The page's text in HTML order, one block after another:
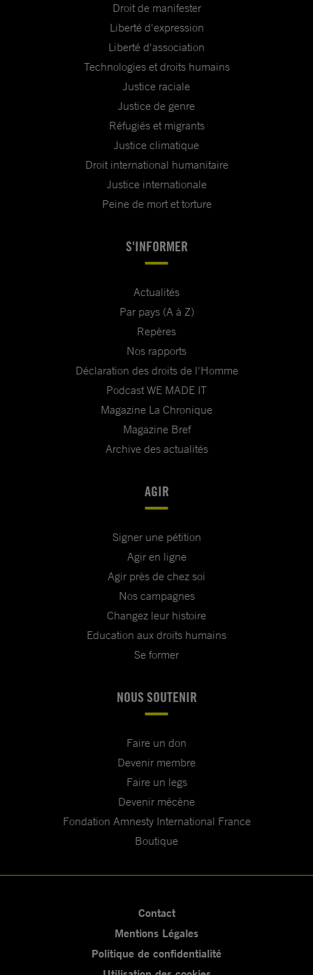
Droit de manifester
Liberté d'expression
Liberté d'association
Technologies et droits humains
Justice raciale
Justice de genre
Réfugiés et migrants
Justice climatique
Droit international humanitaire
Justice internationale
Peine de mort et torture
S'INFORMER
Actualités
Par pays (A à Z)
Repères
Nos rapports
Déclaration des droits de l'Homme
Podcast WE MADE IT
Magazine La Chronique
Magazine Bref
Archive des actualités
AGIR
Signer une pétition
Agir en ligne
Agir près de chez soi
Nos campagnes
Changez leur histoire
Education aux droits humains
Se former
NOUS SOUTENIR
Faire un don
Devenir membre
Faire un legs
Devenir mécène
Fondation Amnesty International France
Boutique
Contact
Mentions Légales
Politique de confidentialité